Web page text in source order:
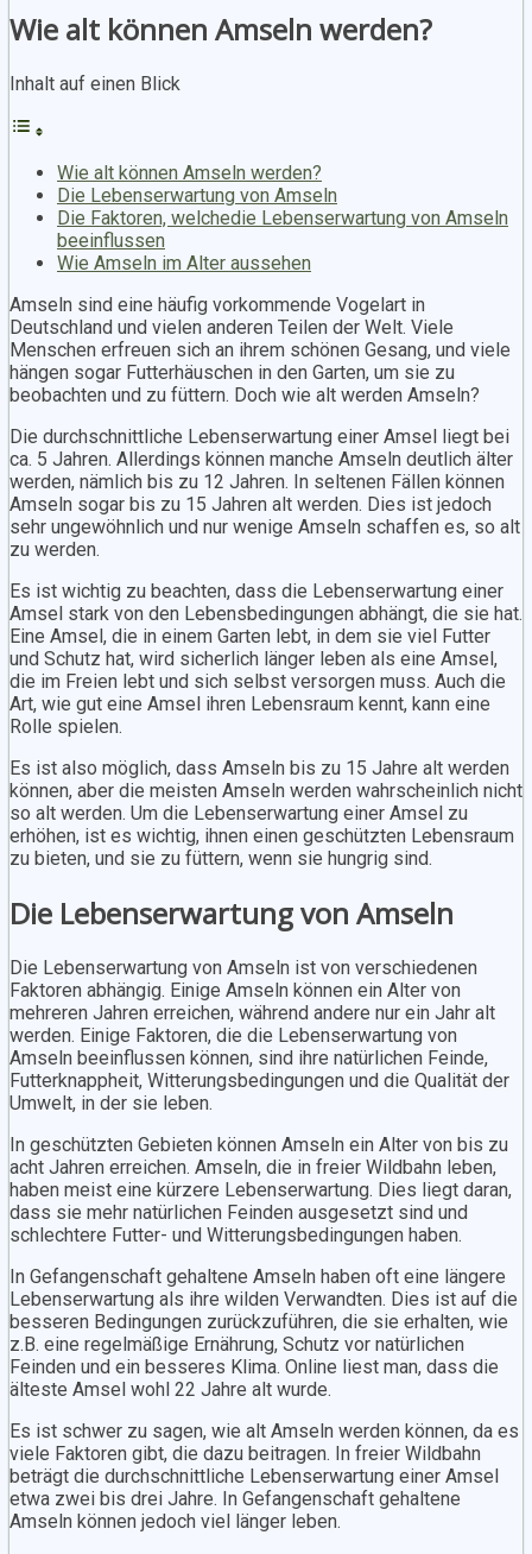
Wie alt können Amseln werden?
Inhalt auf einen Blick
Wie alt können Amseln werden?
Die Lebenserwartung von Amseln
Die Faktoren, welchedie Lebenserwartung von Amseln
beeinflussen
Wie Amseln im Alter aussehen
Amseln sind eine häufig vorkommende Vogelart in
Deutschland und vielen anderen Teilen der Welt. Viele
Menschen erfreuen sich an ihrem schönen Gesang, und viele
hängen sogar Futterhäuschen in den Garten, um sie zu
beobachten und zu füttern. Doch wie alt werden Amseln?
Die durchschnittliche Lebenserwartung einer Amsel liegt bei
ca. 5 Jahren. Allerdings können manche Amseln deutlich älter
werden, nämlich bis zu 12 Jahren. In seltenen Fällen können
Amseln sogar bis zu 15 Jahren alt werden. Dies ist jedoch
sehr ungewöhnlich und nur wenige Amseln schaffen es, so alt
zu werden.
Es ist wichtig zu beachten, dass die Lebenserwartung einer
Amsel stark von den Lebensbedingungen abhängt, die sie hat.
Eine Amsel, die in einem Garten lebt, in dem sie viel Futter
und Schutz hat, wird sicherlich länger leben als eine Amsel,
die im Freien lebt und sich selbst versorgen muss. Auch die
Art, wie gut eine Amsel ihren Lebensraum kennt, kann eine
Rolle spielen.
Es ist also möglich, dass Amseln bis zu 15 Jahre alt werden
können, aber die meisten Amseln werden wahrscheinlich nicht
so alt werden. Um die Lebenserwartung einer Amsel zu
erhöhen, ist es wichtig, ihnen einen geschützten Lebensraum
zu bieten, und sie zu füttern, wenn sie hungrig sind.
Die Lebenserwartung von Amseln
Die Lebenserwartung von Amseln ist von verschiedenen
Faktoren abhängig. Einige Amseln können ein Alter von
mehreren Jahren erreichen, während andere nur ein Jahr alt
werden. Einige Faktoren, die die Lebenserwartung von
Amseln beeinflussen können, sind ihre natürlichen Feinde,
Futterknappheit, Witterungsbedingungen und die Qualität der
Umwelt, in der sie leben.
In geschützten Gebieten können Amseln ein Alter von bis zu
acht Jahren erreichen. Amseln, die in freier Wildbahn leben,
haben meist eine kürzere Lebenserwartung. Dies liegt daran,
dass sie mehr natürlichen Feinden ausgesetzt sind und
schlechtere Futter- und Witterungsbedingungen haben.
In Gefangenschaft gehaltene Amseln haben oft eine längere
Lebenserwartung als ihre wilden Verwandten. Dies ist auf die
besseren Bedingungen zurückzuführen, die sie erhalten, wie
z.B. eine regelmäßige Ernährung, Schutz vor natürlichen
Feinden und ein besseres Klima. Online liest man, dass die
älteste Amsel wohl 22 Jahre alt wurde.
Es ist schwer zu sagen, wie alt Amseln werden können, da es
viele Faktoren gibt, die dazu beitragen. In freier Wildbahn
beträgt die durchschnittliche Lebenserwartung einer Amsel
etwa zwei bis drei Jahre. In Gefangenschaft gehaltene
Amseln können jedoch viel länger leben.